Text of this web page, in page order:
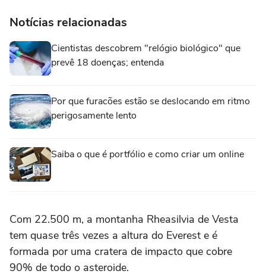
Notícias relacionadas
Cientistas descobrem "relógio biológico" que
prevê 18 doenças; entenda
Por que furacões estão se deslocando em ritmo
perigosamente lento
Saiba o que é portfólio e como criar um online
Com 22.500 m, a montanha Rheasilvia de Vesta
tem quase três vezes a altura do Everest e é
formada por uma cratera de impacto que cobre
90% de todo o asteroide.